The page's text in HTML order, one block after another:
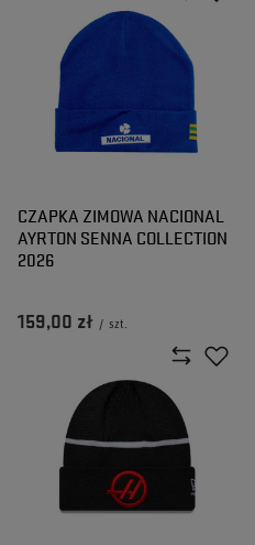
CZAPKA ZIMOWA NACIONAL
AYRTON SENNA COLLECTION
2026
159,00 zł / szt.